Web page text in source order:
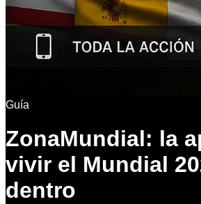
Guía
ZonaMundial: la
vivir el Mundial
dentro